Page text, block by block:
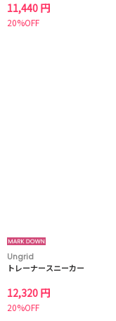
11,440 円
20%OFF
Ungrid
トレーナースニーカー
12,320 円
20%OFF